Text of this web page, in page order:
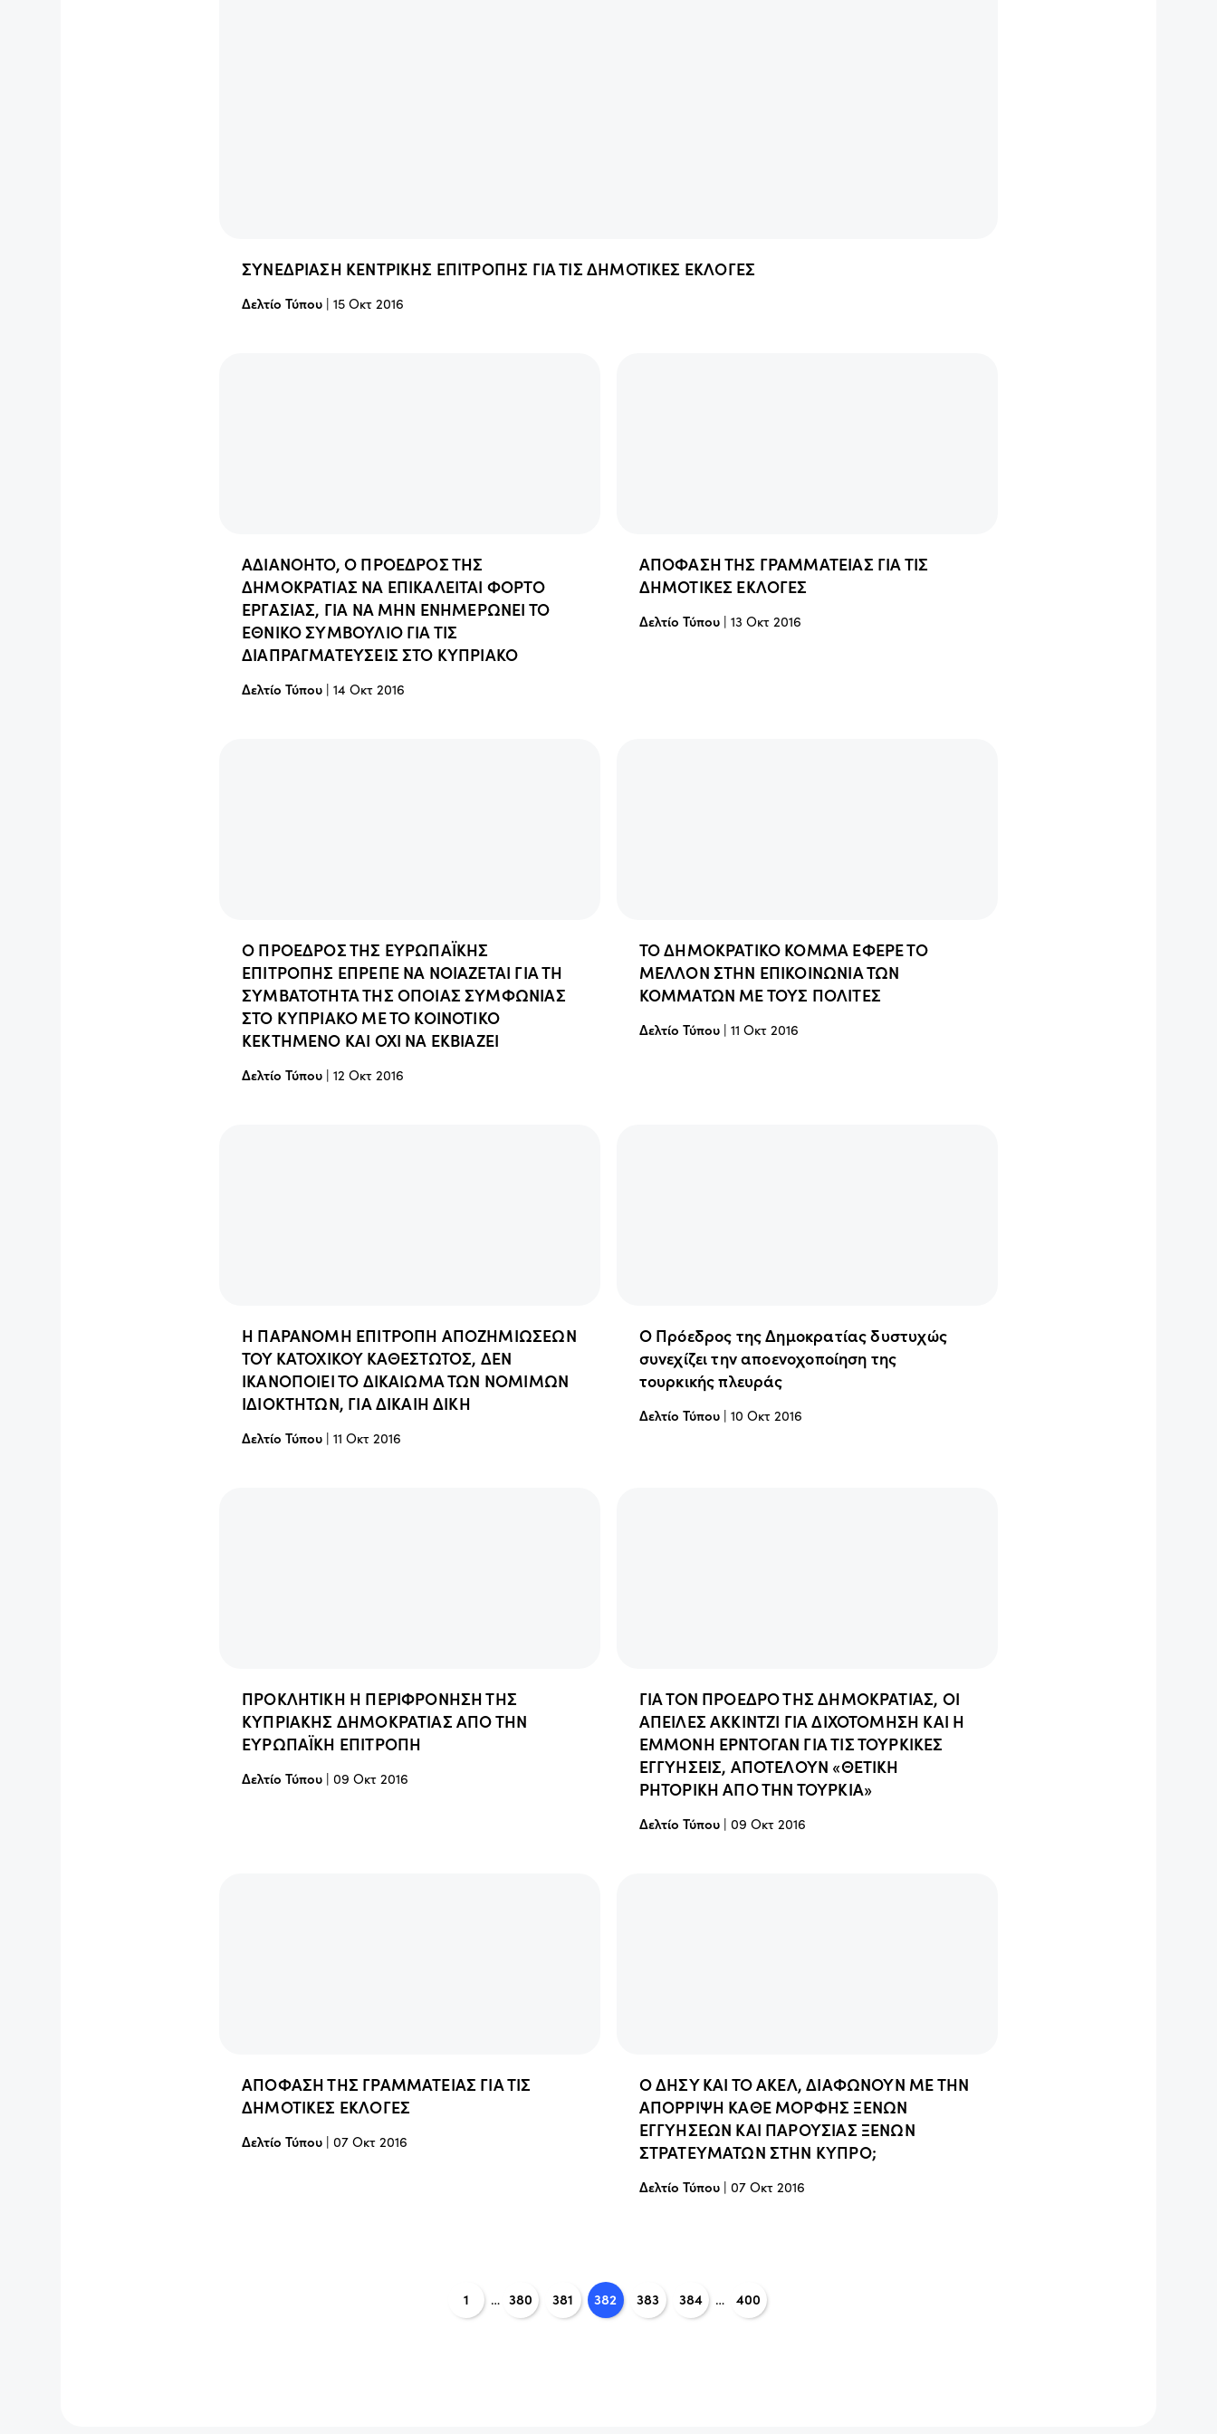
ΣΥΝΕΔΡΙΑΣΗ ΚΕΝΤΡΙΚΗΣ ΕΠΙΤΡΟΠΗΣ ΓΙΑ ΤΙΣ ΔΗΜΟΤΙΚΕΣ ΕΚΛΟΓΕΣ
Δελτίο Τύπου | 15 Οκτ 2016
ΑΔΙΑΝΟΗΤΟ, Ο ΠΡΟΕΔΡΟΣ ΤΗΣ
ΔΗΜΟΚΡΑΤΙΑΣ ΝΑ ΕΠΙΚΑΛΕΙΤΑΙ ΦΟΡΤΟ
ΕΡΓΑΣΙΑΣ, ΓΙΑ ΝΑ ΜΗΝ ΕΝΗΜΕΡΩΝΕΙ ΤΟ
ΕΘΝΙΚΟ ΣΥΜΒΟΥΛΙΟ ΓΙΑ ΤΙΣ
ΔΙΑΠΡΑΓΜΑΤΕΥΣΕΙΣ ΣΤΟ ΚΥΠΡΙΑΚΟ
Δελτίο Τύπου | 14 Οκτ 2016
ΑΠΟΦΑΣΗ ΤΗΣ ΓΡΑΜΜΑΤΕΙΑΣ ΓΙΑ ΤΙΣ
ΔΗΜΟΤΙΚΕΣ ΕΚΛΟΓΕΣ
Δελτίο Τύπου| 13 Οκτ 2016
Ο ΠΡΟΕΔΡΟΣ ΤΗΣ ΕΥΡΩΠΑΪΚΗΣ
ΕΠΙΤΡΟΠΗΣ ΕΠΡΕΠΕ ΝΑ ΝΟΙΑΖΕΤΑΙ ΓΙΑ ΤΗ
ΣΥΜΒΑΤΟΤΗΤΑ ΤΗΣ ΟΠΟΙΑΣ ΣΥΜΦΩΝΙΑΣ
ΣΤΟ ΚΥΠΡΙΑΚΟ ΜΕ ΤΟ ΚΟΙΝΟΤΙΚΟ
ΚΕΚΤΗΜΕΝΟ ΚΑΙ ΟΧΙ ΝΑ ΕΚΒΙΑΖΕΙ
Δελτίο Τύπου | 12 Οκτ 2016
ΤΟ ΔΗΜΟΚΡΑΤΙΚΟ ΚΟΜΜΑ ΕΦΕΡΕ ΤΟ
ΜΕΛΛΟΝ ΣΤΗΝ ΕΠΙΚΟΙΝΩΝΙΑ ΤΩΝ
ΚΟΜΜΑΤΩΝ ΜΕ ΤΟΥΣ ΠΟΛΙΤΕΣ
Δελτίο Τύπου| 11 Οκτ 2016
Η ΠΑΡΑΝΟΜΗ ΕΠΙΤΡΟΠΗ ΑΠΟΖΗΜΙΩΣΕΩΝ
ΤΟΥ ΚΑΤΟΧΙΚΟΥ ΚΑΘΕΣΤΩΤΟΣ, ΔΕΝ
ΙΚΑΝΟΠΟΙΕΙ ΤΟ ΔΙΚΑΙΩΜΑ ΤΩΝ ΝΟΜΙΜΩΝ
ΙΔΙΟΚΤΗΤΩΝ, ΓΙΑ ΔΙΚΑΙΗ ΔΙΚΗ
Δελτίο Τύπου | 11 Οκτ 2016
Ο Πρόεδρος της Δημοκρατίας δυστυχώς
συνεχίζει την αποενοχοποίηση της
τουρκικής πλευράς
Δελτίο Τύπου| 10 Οκτ 2016
ΠΡΟΚΛΗΤΙΚΗ Η ΠΕΡΙΦΡΟΝΗΣΗ ΤΗΣ
ΚΥΠΡΙΑΚΗΣ ΔΗΜΟΚΡΑΤΙΑΣ ΑΠΟ ΤΗΝ
ΕΥΡΩΠΑΪΚΗ ΕΠΙΤΡΟΠΗ
Δελτίο Τύπου | 09 Οκτ 2016
ΓΙΑ ΤΟΝ ΠΡΟΕΔΡΟ ΤΗΣ ΔΗΜΟΚΡΑΤΙΑΣ, ΟΙ
ΑΠΕΙΛΕΣ ΑΚΚΙΝΤΖΙ ΓΙΑ ΔΙΧΟΤΟΜΗΣΗ ΚΑΙ Η
ΕΜΜΟΝΗ ΕΡΝΤΟΓΑΝ ΓΙΑ ΤΙΣ ΤΟΥΡΚΙΚΕΣ
ΕΓΓΥΗΣΕΙΣ, ΑΠΟΤΕΛΟΥΝ «ΘΕΤΙΚΗ
ΡΗΤΟΡΙΚΗ ΑΠΟ ΤΗΝ ΤΟΥΡΚΙΑ»
Δελτίο Τύπου| 09 Οκτ 2016
ΑΠΟΦΑΣΗ ΤΗΣ ΓΡΑΜΜΑΤΕΙΑΣ ΓΙΑ ΤΙΣ
ΔΗΜΟΤΙΚΕΣ ΕΚΛΟΓΕΣ
Δελτίο Τύπου | 07 Οκτ 2016
Ο ΔΗΣΥ ΚΑΙ ΤΟ ΑΚΕΛ, ΔΙΑΦΩΝΟΥΝ ΜΕ ΤΗΝ
ΑΠΟΡΡΙΨΗ ΚΑΘΕ ΜΟΡΦΗΣ ΞΕΝΩΝ
ΕΓΓΥΗΣΕΩΝ ΚΑΙ ΠΑΡΟΥΣΙΑΣ ΞΕΝΩΝ
ΣΤΡΑΤΕΥΜΑΤΩΝ ΣΤΗΝ ΚΥΠΡΟ;
Δελτίο Τύπου| 07 Οκτ 2016
1 … 380 381 382 383 384 … 400